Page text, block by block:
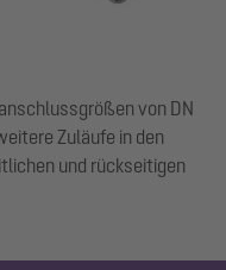
von DN
Zuläufe in den
und rückseitigen